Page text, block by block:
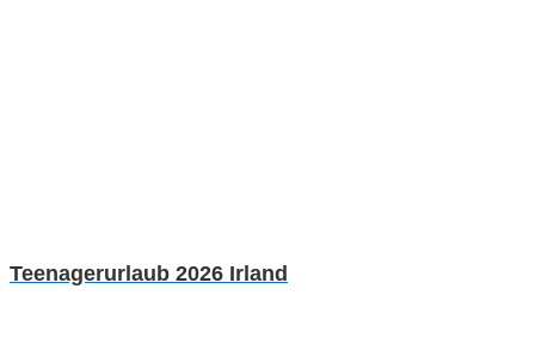
Teenagerurlaub 2026 Irland